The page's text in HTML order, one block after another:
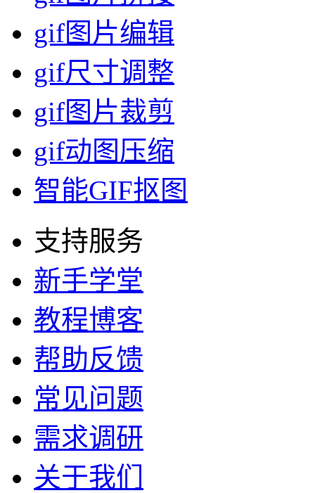
gif图片编辑
gif尺寸调整
gif图片裁剪
gif动图压缩
智能GIF抠图
支持服务
新手学堂
教程博客
帮助反馈
常见问题
需求调研
关于我们